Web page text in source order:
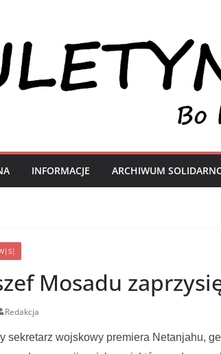
INFORMACJE ARCHIWUM
Mosadu
Redakcja
sekretarz wojskowy premiera Netanjahu,